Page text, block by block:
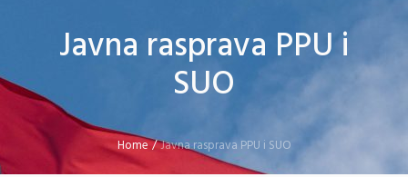
Javna rasprava PPU i
SUO
Home/Javna rasprava PPU i SUO